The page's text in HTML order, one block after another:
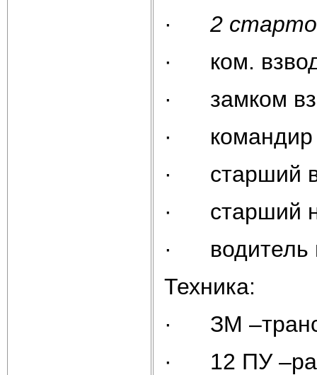
· 2
· ком.
· замком
· командир
· старший
· старший
· водитель
Техника:
· ЗМ
· 12 ПУ